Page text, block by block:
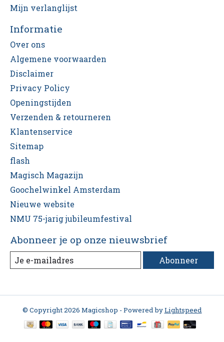
Mijn verlanglijst
Informatie
Over ons
Algemene voorwaarden
Disclaimer
Privacy Policy
Openingstijden
Verzenden & retourneren
Klantenservice
Sitemap
flash
Magisch Magazijn
Goochelwinkel Amsterdam
Nieuwe website
NMU 75-jarig jubileumfestival
Abonneer je op onze nieuwsbrief
Abonneer
© Copyright 2026 Magicshop - Powered byLightspeed